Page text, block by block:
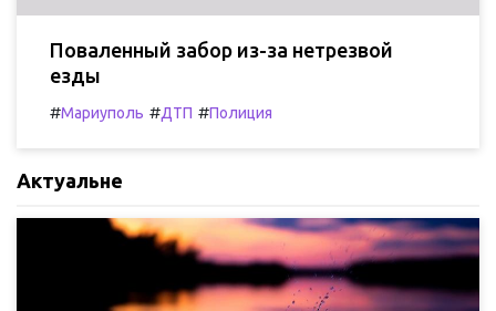
Поваленный забор из-за нетрезвой
езды
#Мариуполь #ДТП #Полиция
Актуальне